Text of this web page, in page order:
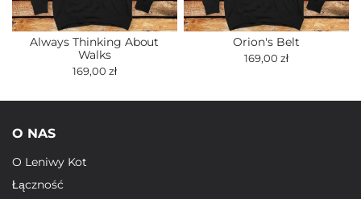
Always Thinking About
Walks
169,00 zł
Orion's Belt
169,00 zł
O NAS
O Leniwy Kot
Łączność